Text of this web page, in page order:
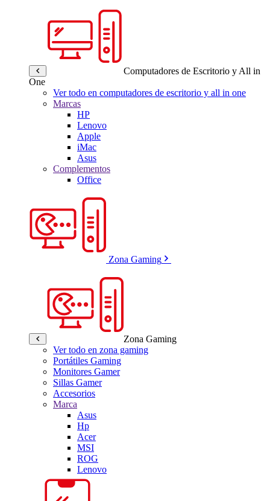
Computadores de Escritorio y All in
One
Ver todo en computadores de escritorio y all in one
Marcas
HP
Lenovo
Apple
iMac
Asus
Complementos
Office
Zona Gaming
Zona Gaming
Ver todo en zona gaming
Portátiles Gaming
Monitores Gamer
Sillas Gamer
Accesorios
Marca
Asus
Hp
Acer
MSI
ROG
Lenovo